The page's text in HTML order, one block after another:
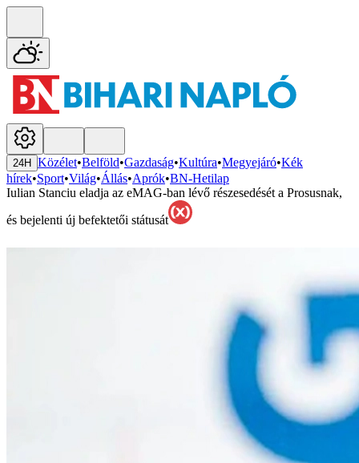
24H Közélet•Belföld•Gazdaság•Kultúra•Megyejáró•Kék
hírek•Sport•Világ•Állás•Aprók•BN-Hetilap
Iulian Stanciu eladja az eMAG-ban lévő részesedését a Prosusnak,
és bejelenti új befektetői státusát